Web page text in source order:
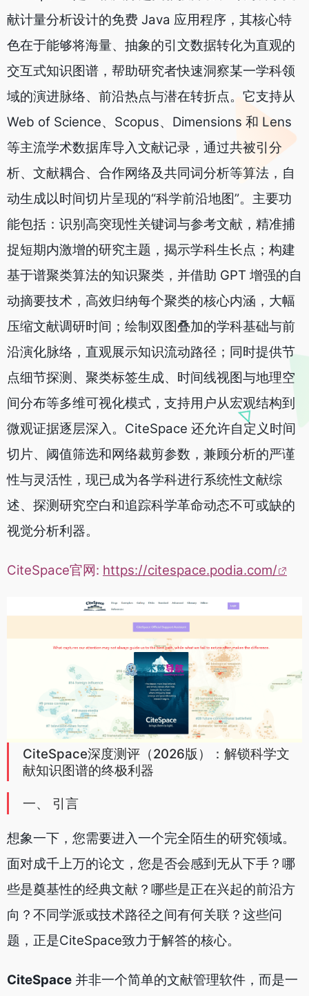
献计量分析设计的免费 Java 应用程序，其核心特
色在于能够将海量、抽象的引文数据转化为直观的
交互式知识图谱，帮助研究者快速洞察某一学科领
域的演进脉络、前沿热点与潜在转折点。它支持从
Web of Science、Scopus、Dimensions 和 Lens
等主流学术数据库导入文献记录，通过共被引分
析、文献耦合、合作网络及共同词分析等算法，自
动生成以时间切片呈现的“科学前沿地图”。主要功
能包括：识别高突现性关键词与参考文献，精准捕
捉短期内激增的研究主题，揭示学科生长点；构建
基于谱聚类算法的知识聚类，并借助 GPT 增强的自
动摘要技术，高效归纳每个聚类的核心内涵，大幅
压缩文献调研时间；绘制双图叠加的学科基础与前
沿演化脉络，直观展示知识流动路径；同时提供节
点细节探测、聚类标签生成、时间线视图与地理空
间分布等多维可视化模式，支持用户从宏观结构到
微观证据逐层深入。CiteSpace 还允许自定义时间
切片、阈值筛选和网络裁剪参数，兼顾分析的严谨
性与灵活性，现已成为各学科进行系统性文献综
述、探测研究空白和追踪科学革命动态不可或缺的
视觉分析利器。
CiteSpace官网: https://citespace.podia.com/
CiteSpace深度测评（2026版）：解锁科学文
献知识图谱的终极利器
一、 引言
想象一下，您需要进入一个完全陌生的研究领域。
面对成千上万的论文，您是否会感到无从下手？哪
些是奠基性的经典文献？哪些是正在兴起的前沿方
向？不同学派或技术路径之间有何关联？这些问
题，正是CiteSpace致力于解答的核心。
CiteSpace 并非一个简单的文献管理软件，而是一